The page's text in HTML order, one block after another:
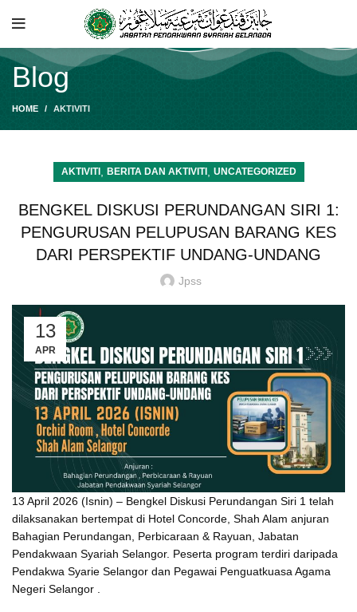
Blog
HOME AKTIVITI
AKTIVITI, BERITA DAN AKTIVITI, UNCATEGORIZED
BENGKEL DISKUSI PERUNDANGAN SIRI 1:
PENGURUSAN PELUPUSAN BARANG KES
DARI PERSPEKTIF UNDANG-UNDANG
Jpss
13
APR
13 April 2026 (Isnin) – Bengkel Diskusi Perundangan Siri 1 telah
dilaksanakan bertempat di Hotel Concorde, Shah Alam anjuran
Bahagian Perundangan, Perbicaraan & Rayuan, Jabatan
Pendakwaan Syariah Selangor. Peserta program terdiri daripada
Pendakwa Syarie Selangor dan Pegawai Penguatkuasa Agama
Negeri Selangor .